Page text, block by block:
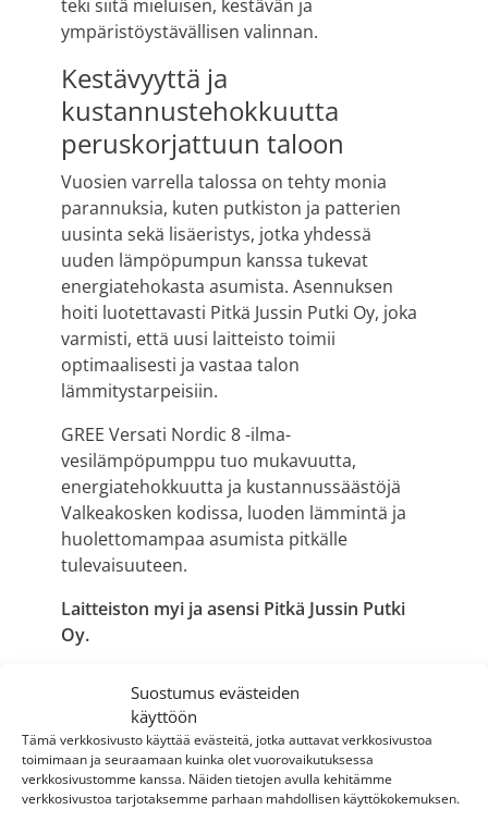
Suostumus evästeiden
käyttöön
Tämä verkkosivusto käyttää evästeitä, jotka auttavat verkkosivustoa
toimimaan ja seuraamaan kuinka olet vuorovaikutuksessa
verkkosivustomme kanssa. Näiden tietojen avulla kehitämme
verkkosivustoa tarjotaksemme parhaan mahdollisen käyttökokemuksen.
teki siitä mieluisen, kestävän ja
ympäristöystävällisen valinnan.
Kestävyyttä ja
kustannustehokkuutta
peruskorjattuun taloon
Vuosien varrella talossa on tehty monia
parannuksia, kuten putkiston ja patterien
uusinta sekä lisäeristys, jotka yhdessä
uuden lämpöpumpun kanssa tukevat
energiatehokasta asumista. Asennuksen
hoiti luotettavasti Pitkä Jussin Putki Oy, joka
varmisti, että uusi laitteisto toimii
optimaalisesti ja vastaa talon
lämmitystarpeisiin.
GREE Versati Nordic 8 -ilma-
vesilämpöpumppu tuo mukavuutta,
energiatehokkuutta ja kustannussäästöjä
Valkeakosken kodissa, luoden lämmintä ja
huolettomampaa asumista pitkälle
tulevaisuuteen.
Laitteiston myi ja asensi Pitkä Jussin Putki
Oy.
Paikkakunta
Valkeakoski
Kohde
Omakotitalo